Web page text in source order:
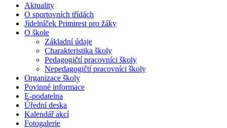
Aktuality
O sportovních třídách
Jídelníček Primirest pro žáky
O škole
Základní údaje
Charakteristika školy
Pedagogičtí pracovníci školy
Nepedagogičtí pracovníci školy
Organizace školy
Povinné informace
E-podatelna
Úřední deska
Kalendář akcí
Fotogalerie